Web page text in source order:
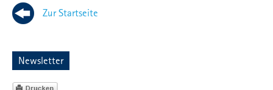
Zur Startseite
Newsletter